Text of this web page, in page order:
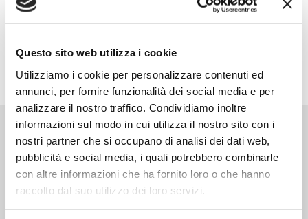
Questo sito web utilizza i cookie
Utilizziamo i cookie per personalizzare contenuti ed
annunci, per fornire funzionalità dei social media e per
analizzare il nostro traffico. Condividiamo inoltre
informazioni sul modo in cui utilizza il nostro sito con i
nostri partner che si occupano di analisi dei dati web,
pubblicità e social media, i quali potrebbero combinarle
con altre informazioni che ha fornito loro o che hanno
raccolto dal suo utilizzo dei loro servizi.
preparate, irrorale con la citronnette tenuta da parte e
Prodotti correlati